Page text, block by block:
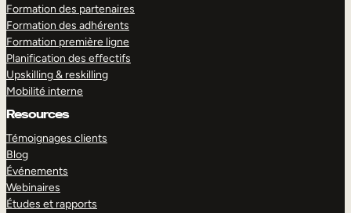
Formation des partenaires
Formation des adhérents
Formation première ligne
Planification des effectifs
Upskilling & reskilling
Mobilité interne
Resources
Témoignages clients
Blog
Événements
Webinaires
Études et rapports